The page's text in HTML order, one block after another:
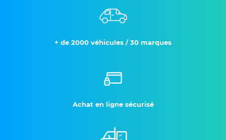
+ de 2000 véhicules / 30 marques
Achat en ligne sécurisé